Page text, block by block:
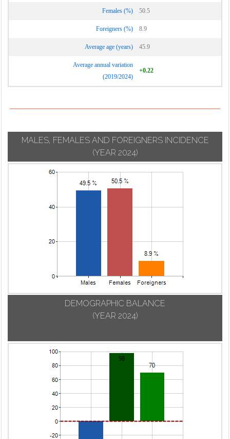
Vignate
Vizzolo
Predabissi
Giacomo
Females (%) 50.5
Foreigners (%) 8.9
Average age (years) 45.9
Average annual variation
(2019/2024)
+0.22
MALES, FEMALES AND FOREIGNERS INCIDENCE
(YEAR 2024)
DEMOGRAPHIC BALANCE
(YEAR 2024)